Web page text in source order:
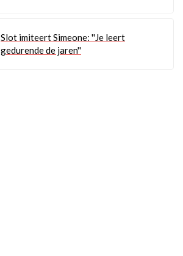
Slot imiteert Simeone: ''Je leert
gedurende de jaren''